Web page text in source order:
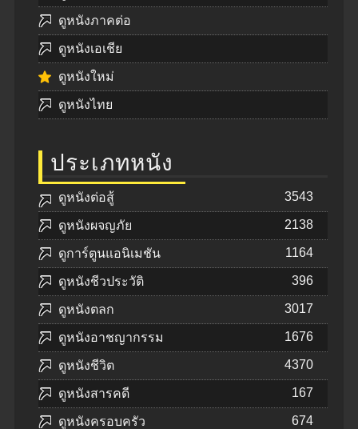
ดูหนังภาคต่อ
ดูหนังเอเชีย
ดูหนังใหม่
ดูหนังไทย
ประเภทหนัง
ดูหนังต่อสู้ 3543
ดูหนังผจญภัย 2138
ดูการ์ตูนแอนิเมชัน 1164
ดูหนังชีวประวัติ 396
ดูหนังตลก 3017
ดูหนังอาชญากรรม 1676
ดูหนังชีวิต 4370
ดูหนังสารคดี 167
ดูหนังครอบครัว 674